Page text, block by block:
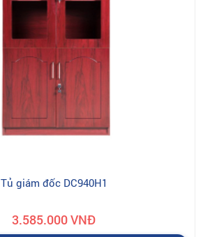
Tủ giám đốc DC940H1
3.585.000 VNĐ